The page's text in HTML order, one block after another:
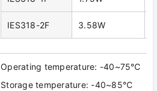
IES318-2F 3.58W
Operating temperature: -40~75℃
Storage temperature: -40~85℃